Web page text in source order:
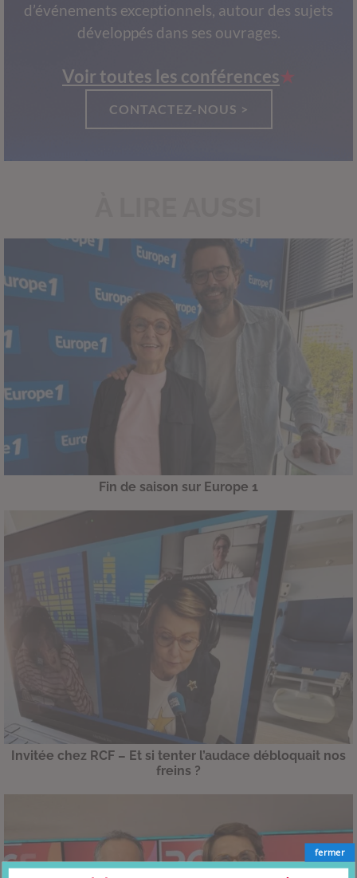
d’événements exceptionnels, autour des sujets
développés dans ses ouvrages.
Voir toutes les conférences
CONTACTEZ-NOUS >
Fin de saison sur Europe 1
Invitée chez RCF – Et si tenter l’audace débloquait nos
freins ?
fermer